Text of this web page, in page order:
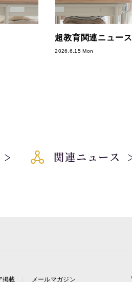
超教育関連ニュース
2026.6.15 Mon
関連ニュース
掲載 メールマガジン